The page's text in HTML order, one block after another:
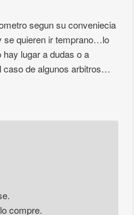
segun su conveniecia
se quieren ir temprano…lo
lugar a dudas o a
caso de algunos arbitros…
compre.